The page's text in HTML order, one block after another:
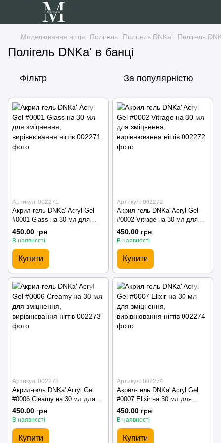
Моделювання нігтів Полігель Полігель DNKa' Полігель
Полігель DNKa' в банці
Фільтр За популярністю
Артикул: 002271
Акрил-гель DNKa' Аcryl Gel
#0001 Glass на 30 мл для
зміцнення, вирівнювання нігтів
450.00 грн
В наявності
Купити
Артикул: 002272
Акрил-гель DNKa' Acryl Gel
#0002 Vitrage на 30 мл для
зміцнення, вирівнювання нігтів
450.00 грн
В наявності
Купити
Артикул: 002273
Акрил-гель DNKa' Acryl Gel
#0006 Creamy на 30 мл для
зміцнення, вирівнювання нігтів
450.00 грн
В наявності
Купити
Артикул: 002274
Акрил-гель DNKa' Acryl Gel
#0007 Elixir на 30 мл для
зміцнення, вирівнювання нігтів
450.00 грн
В наявності
Купити